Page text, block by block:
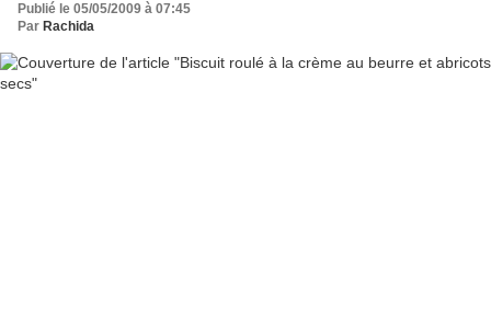
Publié le 05/05/2009 à 07:45
Par Rachida